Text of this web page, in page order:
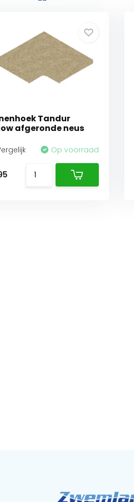
Tandur
afgeronde neus
Op voorraad